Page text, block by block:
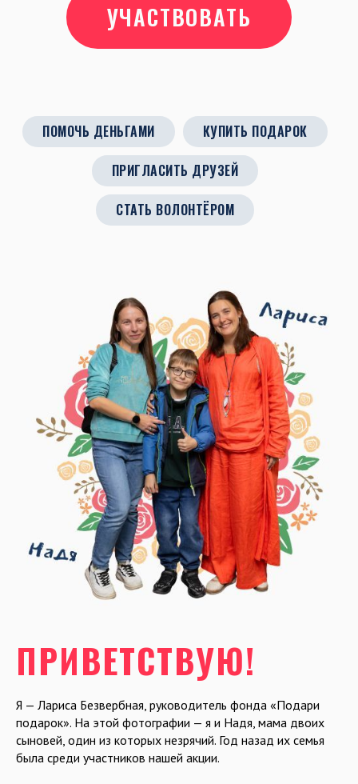
УЧАСТВОВАТЬ
ПОМОЧЬ ДЕНЬГАМИ КУПИТЬ ПОДАРОК
ПРИГЛАСИТЬ ДРУЗЕЙ
СТАТЬ ВОЛОНТЁРОМ
ПРИВЕТСТВУЮ!
Я — Лариса Безвербная, руководитель фонда «Подари
подарок». На этой фотографии — я и Надя, мама двоих
сыновей, один из которых незрячий. Год назад их семья
была среди участников нашей акции.